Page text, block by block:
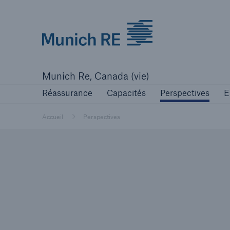
Munich Re, Canada (vie)
Réassurance Capacités Perspectives
Accueil Perspectives
Réassurance Capacités